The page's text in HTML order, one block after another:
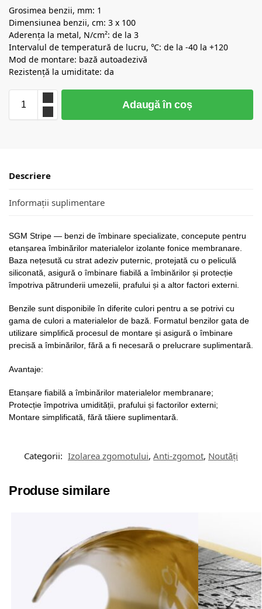
Grosimea benzii, mm: 1
Dimensiunea benzii, cm: 3 x 100
Aderența la metal, N/cm²: de la 3
Intervalul de temperatură de lucru, ℃: de la -40 la +120
Mod de montare: bază autoadezivă
Rezistență la umiditate: da
Adaugă în coș
Descriere
Informații suplimentare
SGM Stripe — benzi de îmbinare specializate, concepute pentru
etanșarea îmbinărilor materialelor izolante fonice membranare.
Baza nețesută cu strat adeziv puternic, protejată cu o peliculă
siliconată, asigură o îmbinare fiabilă a îmbinărilor și protecție
împotriva pătrunderii umezelii, prafului și a altor factori externi.
Benzile sunt disponibile în diferite culori pentru a se potrivi cu
gama de culori a materialelor de bază. Formatul benzilor gata de
utilizare simplifică procesul de montare și asigură o îmbinare
precisă a îmbinărilor, fără a fi necesară o prelucrare suplimentară.
Avantaje:
Etanșare fiabilă a îmbinărilor materialelor membranare;
Protecție împotriva umidității, prafului și factorilor externi;
Montare simplificată, fără tăiere suplimentară.
Categorii: Izolarea zgomotului, Anti-zgomot, Noutăți
Produse similare